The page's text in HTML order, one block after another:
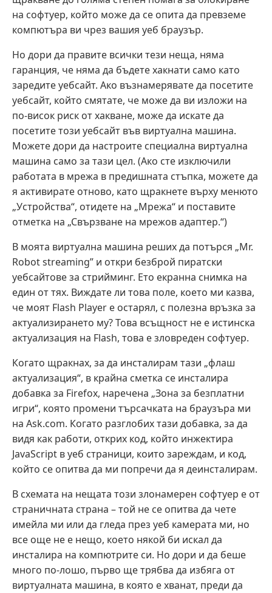
на софтуер, който може да се опита да превземе
компютъра ви чрез вашия уеб браузър.
Но дори да правите всички тези неща, няма
гаранция, че няма да бъдете хакнати само като
заредите уебсайт. Ако възнамерявате да посетите
уебсайт, който смятате, че може да ви изложи на
по-висок риск от хакване, може да искате да
посетите този уебсайт във виртуална машина.
Можете дори да настроите специална виртуална
машина само за тази цел. (Ако сте изключили
работата в мрежа в предишната стъпка, можете да
я активирате отново, като щракнете върху менюто
„Устройства“, отидете на „Мрежа“ и поставите
отметка на „Свързване на мрежов адаптер.“)
В моята виртуална машина реших да потърся „Mr.
Robot streaming” и откри безброй пиратски
уебсайтове за стрийминг. Ето екранна снимка на
един от тях. Виждате ли това поле, което ми казва,
че моят Flash Player е остарял, с полезна връзка за
актуализирането му? Това всъщност не е истинска
актуализация на Flash, това е зловреден софтуер.
Когато щракнах, за да инсталирам тази „флаш
актуализация“, в крайна сметка се инсталира
добавка за Firefox, наречена „Зона за безплатни
игри“, която промени търсачката на браузъра ми
на Ask.com. Когато разглобих тази добавка, за да
видя как работи, открих код, който инжектира
JavaScript в уеб страници, които зареждам, и код,
който се опитва да ми попречи да я деинсталирам.
В схемата на нещата този злонамерен софтуер е от
страничната страна – той не се опитва да чете
имейла ми или да гледа през уеб камерата ми, но
все още не е нещо, което някой би искал да
инсталира на компютрите си. Но дори и да беше
много по-лошо, първо ще трябва да избяга от
виртуалната машина, в която е хванат, преди да